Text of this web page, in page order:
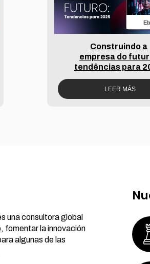
LEER MÁS
Construindo a
empresa do
tendências para
una consultora global
fomentar la innovación
algunas de las